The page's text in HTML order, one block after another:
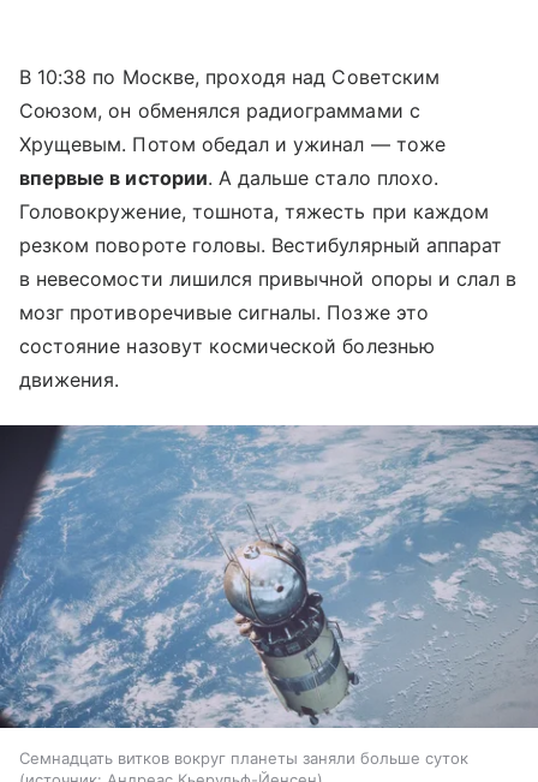
В 10:38 по Москве, проходя над Советским
Союзом, он обменялся радиограммами с
Хрущевым. Потом обедал и ужинал — тоже
впервые в истории. А дальше стало плохо.
Головокружение, тошнота, тяжесть при каждом
резком повороте головы. Вестибулярный аппарат
в невесомости лишился привычной опоры и слал в
мозг противоречивые сигналы. Позже это
состояние назовут космической болезнью
движения.
Семнадцать витков вокруг планеты заняли больше суток